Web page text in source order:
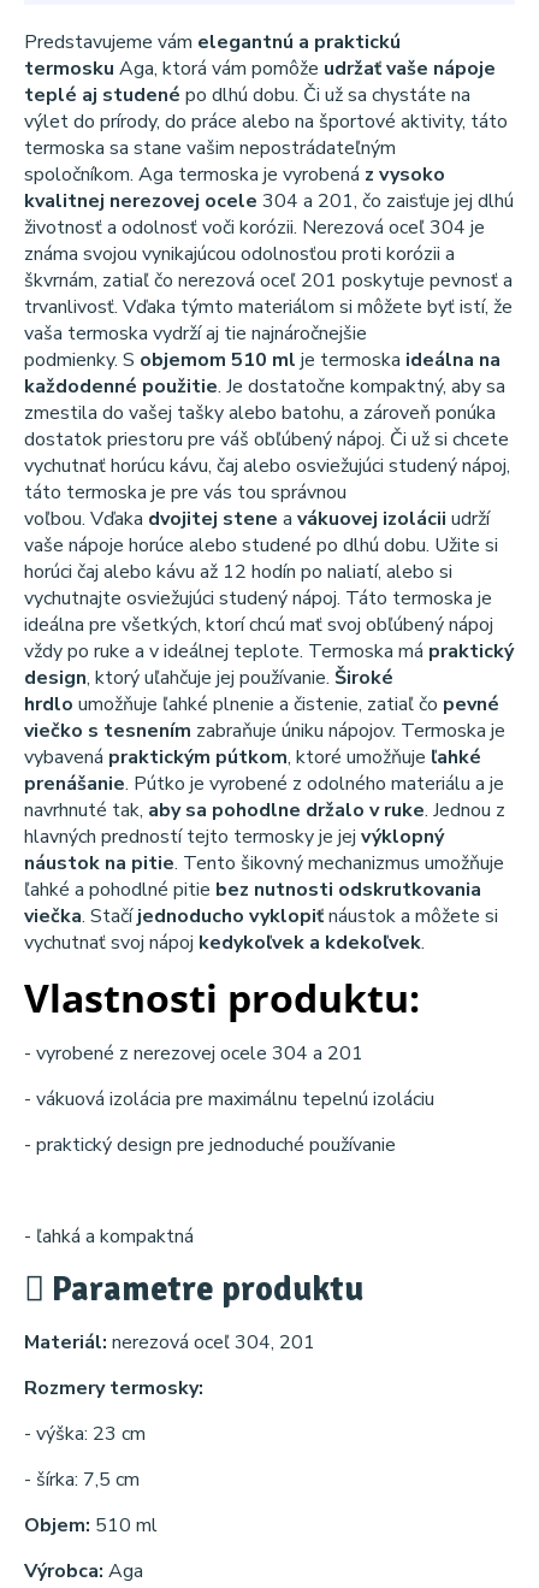
Predstavujeme vám elegantnú a praktickú
termosku Aga, ktorá vám pomôže udržať vaše nápoje
teplé aj studené po dlhú dobu. Či už sa chystáte na
výlet do prírody, do práce alebo na športové aktivity, táto
termoska sa stane vašim nepostrádateľným
spoločníkom. Aga termoska je vyrobená z vysoko
kvalitnej nerezovej ocele 304 a 201, čo zaisťuje jej dlhú
životnosť a odolnosť voči korózii. Nerezová oceľ 304 je
známa svojou vynikajúcou odolnosťou proti korózii a
škvrnám, zatiaľ čo nerezová oceľ 201 poskytuje pevnosť a
trvanlivosť. Vďaka týmto materiálom si môžete byť istí, že
vaša termoska vydrží aj tie najnáročnejšie
podmienky. S objemom 510 ml je termoska ideálna na
každodenné použitie. Je dostatočne kompaktný, aby sa
zmestila do vašej tašky alebo batohu, a zároveň ponúka
dostatok priestoru pre váš obľúbený nápoj. Či už si chcete
vychutnať horúcu kávu, čaj alebo osviežujúci studený nápoj,
táto termoska je pre vás tou správnou
voľbou. Vďaka dvojitej stene a vákuovej izolácii udrží
vaše nápoje horúce alebo studené po dlhú dobu. Užite si
horúci čaj alebo kávu až 12 hodín po naliatí, alebo si
vychutnajte osviežujúci studený nápoj. Táto termoska je
ideálna pre všetkých, ktorí chcú mať svoj obľúbený nápoj
vždy po ruke a v ideálnej teplote. Termoska má praktický
design, ktorý uľahčuje jej používanie. Široké
hrdlo umožňuje ľahké plnenie a čistenie, zatiaľ čo pevné
viečko s tesnením zabraňuje úniku nápojov. Termoska je
vybavená praktickým pútkom, ktoré umožňuje ľahké
prenášanie. Pútko je vyrobené z odolného materiálu a je
navrhnuté tak, aby sa pohodlne držalo v ruke. Jednou z
hlavných predností tejto termosky je jej výklopný
náustok na pitie. Tento šikovný mechanizmus umožňuje
ľahké a pohodlné pitie bez nutnosti odskrutkovania
viečka. Stačíjednoducho vyklopiťnáustok a môžete si
vychutnať svoj nápoj kedykoľvek a kdekoľvek.
Vlastnosti produktu:
- vyrobené z nerezovej ocele 304 a 201
- vákuová izolácia pre maximálnu tepelnú izoláciu
- praktický design pre jednoduché používanie
- ľahká a kompaktná
Parametre produktu
Materiál: nerezová oceľ 304, 201
Rozmery termosky:
- výška: 23 cm
- šírka: 7,5 cm
Objem: 510 ml
Výrobca: Aga